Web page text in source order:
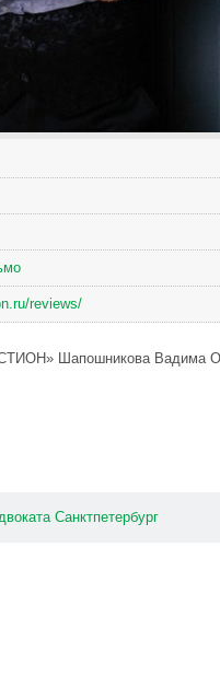
reviews/
Шапошникова Вадима
Санктпетербург